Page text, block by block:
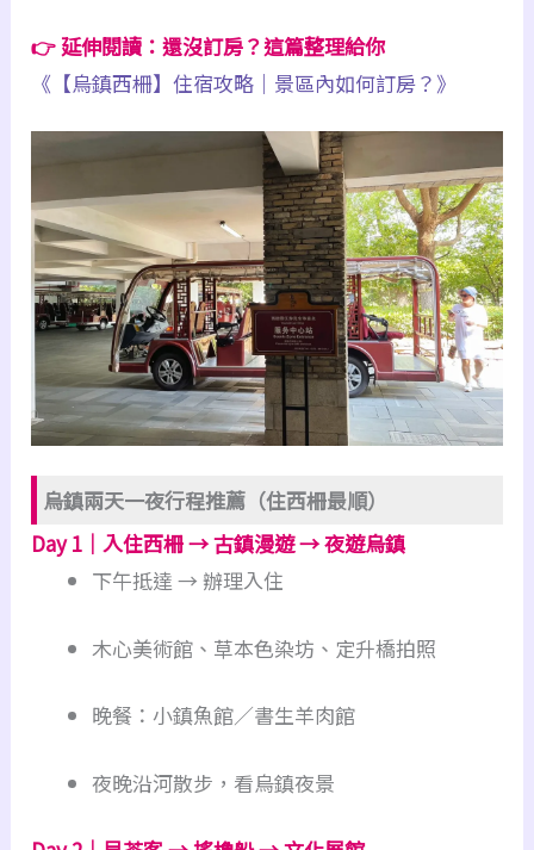
👉 延伸閱讀：還沒訂房？這篇整理給你
《【烏鎮西柵】住宿攻略｜景區內如何訂房？》
烏鎮兩天一夜行程推薦（住西柵最順）
Day 1｜入住西柵 → 古鎮漫遊 → 夜遊烏鎮
下午抵達 → 辦理入住
木心美術館、草本色染坊、定升橋拍照
晚餐：小鎮魚館／書生羊肉館
夜晚沿河散步，看烏鎮夜景